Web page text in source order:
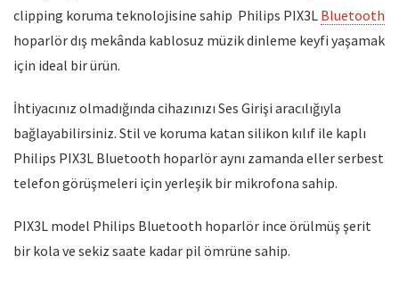
clipping koruma teknolojisine sahip Philips PIX3L Bluetooth
hoparlör dış mekânda kablosuz müzik dinleme keyfi yaşamak
için ideal bir ürün.
İhtiyacınız olmadığında cihazınızı Ses Girişi aracılığıyla
bağlayabilirsiniz. Stil ve koruma katan silikon kılıf ile kaplı
Philips PIX3L Bluetooth hoparlör aynı zamanda eller serbest
telefon görüşmeleri için yerleşik bir mikrofona sahip.
PIX3L model Philips Bluetooth hoparlör ince örülmüş şerit
bir kola ve sekiz saate kadar pil ömrüne sahip.